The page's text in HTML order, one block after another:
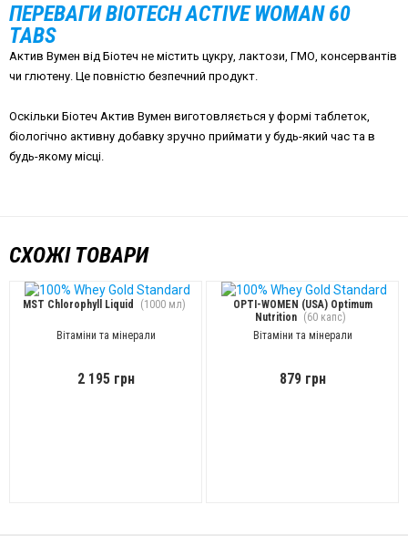
ПЕРЕВАГИ BIOTECH ACTIVE WOMAN 60
TABS
Актив Вумен від Біотеч не містить цукру, лактози, ГМО, консервантів
чи глютену. Це повністю безпечний продукт.
Оскільки Біотеч Актив Вумен виготовляється у формі таблеток,
біологічно активну добавку зручно приймати у будь-який час та в
будь-якому місці.
СХОЖІ ТОВАРИ
MST Chlorophyll Liquid (1000 мл)
Вітаміни та мінерали
2 195 грн
OPTI-WOMEN (USA) Optimum
Nutrition (60 капс)
Вітаміни та мінерали
879 грн